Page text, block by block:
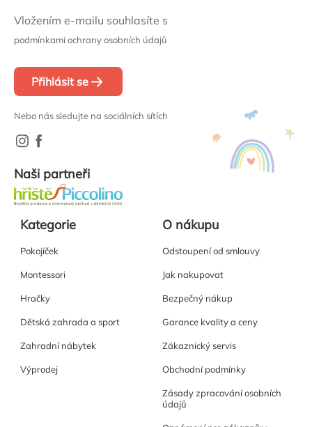
Vložením e-mailu souhlasíte s
podmínkami ochrany osobních údajů
Přihlásit se
Nebo nás sledujte na sociálních sítích
Naši partneři
Kategorie
Pokojíček
Montessori
Hračky
Dětská zahrada a sport
Zahradní nábytek
Výprodej
O nákupu
Odstoupení od smlouvy
Jak nakupovat
Bezpečný nákup
Garance kvality a ceny
Zákaznický servis
Obchodní podmínky
Zásady zpracování osobních
údajů